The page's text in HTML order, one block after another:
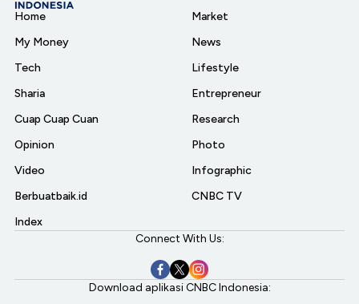
Home
My Money
Tech
Sharia
Cuap Cuap Cuan
Opinion
Video
Berbuatbaik.id
Index
Market
News
Lifestyle
Entrepreneur
Research
Photo
Infographic
CNBC TV
Connect With Us:
Download aplikasi CNBC Indonesia: